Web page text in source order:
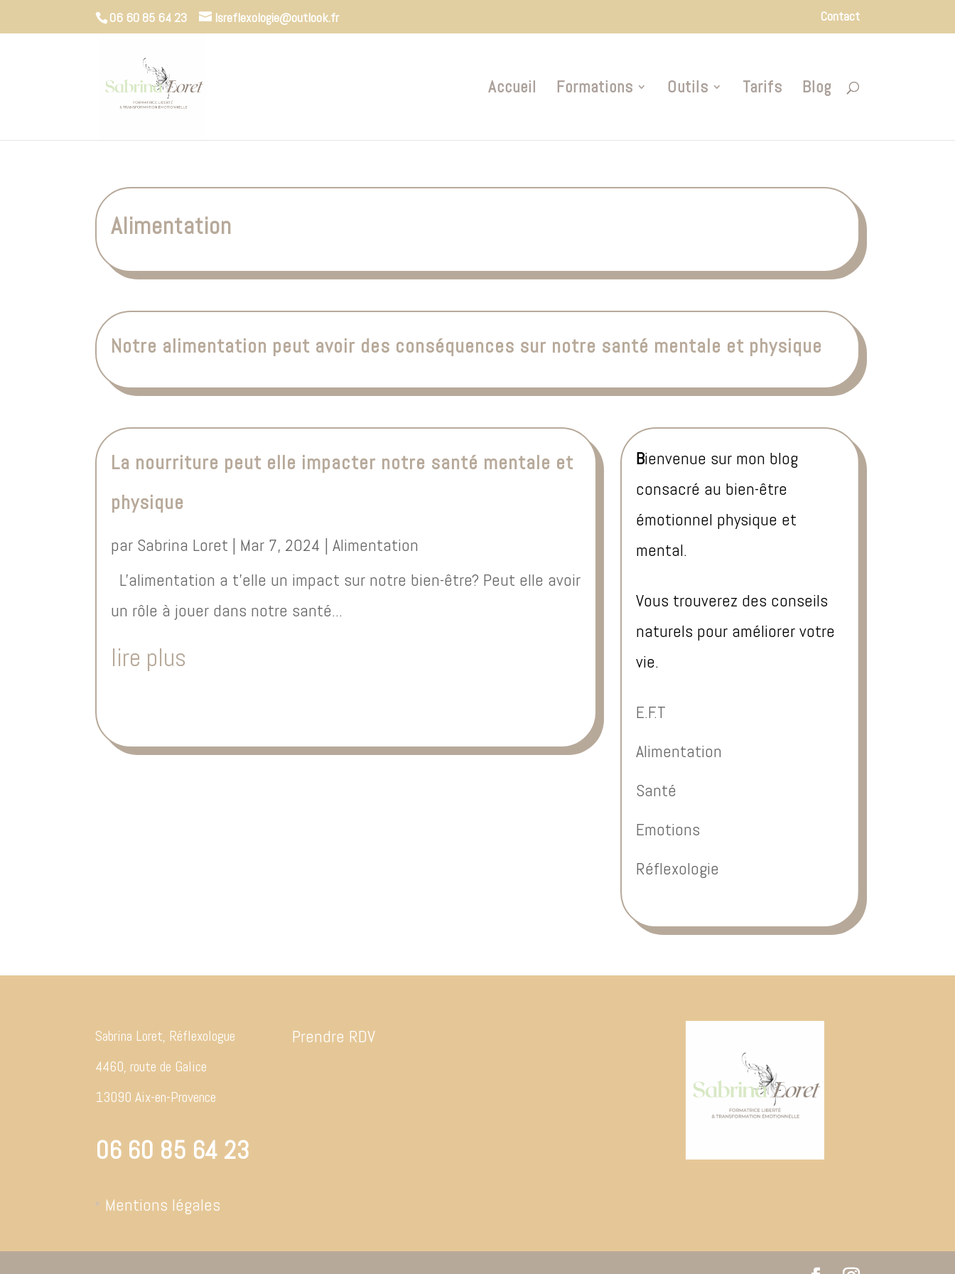
06 60 85 64 23 lsreflexologie@outlook.fr Contact
Accueil Formations Outils Tarifs Blog
Alimentation
Notre alimentation peut avoir des conséquences sur notre santé mentale et physique
La nourriture peut elle impacter notre santé mentale et
physique
par Sabrina Loret | Mar 7, 2024 |Alimentation
L'alimentation a t'elle un impact sur notre bien-être? Peut elle avoir
un rôle à jouer dans notre santé...
lire plus
Bienvenue sur mon blog
consacré au bien-être
émotionnel physique et
mental.
Vous trouverez des conseils
naturels pour améliorer votre
vie.
E.F.T
Alimentation
Santé
Emotions
Réflexologie
Sabrina Loret, Réflexologue
4460, route de Galice
13090 Aix-en-Provence
06 60 85 64 23
Mentions légales
Prendre RDV